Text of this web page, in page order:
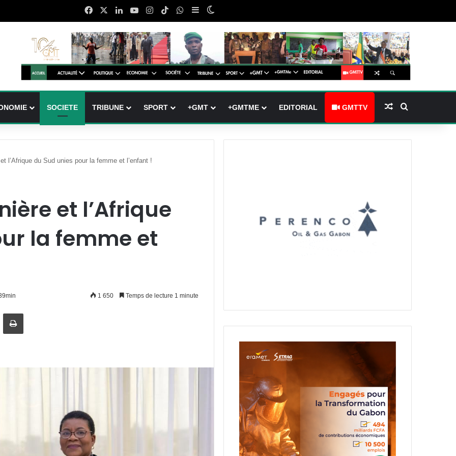
FacebookLinkedinYouTubeInstagram
TikTokWhatsApp
Sidebar (barre latérale)
SOCIETE TRIBUNE SPORT +GMT +GMTME EDITORIAL GMTTV Article Aléatoire
l’Afrique du Sud unies pour la femme et l’enfant !
et l’Afrique
la femme et
1 650 Temps de lecture 1 minute
par email Imprimer